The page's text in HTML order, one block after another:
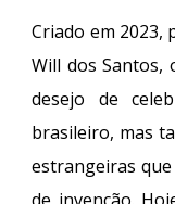
Criado em 2023,
Will dos Santos,
desejo de
brasileiro, mas
estrangeiras